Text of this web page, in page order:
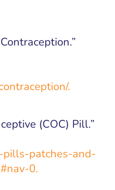
.
(COC) Pill.”
pills-patches-and-
0.